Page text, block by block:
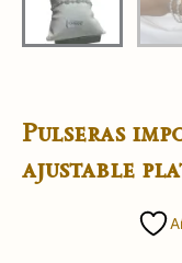
Pulseras
ajustable